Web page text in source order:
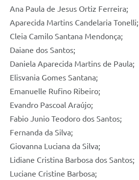
Ana Paula de Jesus Ortiz Ferreira;
Aparecida Martins Candelaria Tonelli;
Cleia Camilo Santana Mendonça;
Daiane dos Santos;
Daniela Aparecida Martins de Paula;
Elisvania Gomes Santana;
Emanuelle Rufino Ribeiro;
Evandro Pascoal Araújo;
Fabio Junio Teodoro dos Santos;
Fernanda da Silva;
Giovanna Luciana da Silva;
Lidiane Cristina Barbosa dos Santos;
Luciane Cristine Barbosa;